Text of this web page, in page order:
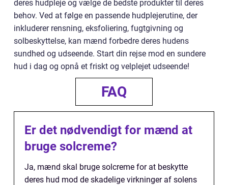
deres hudpleje og vælge de bedste produkter til deres
behov. Ved at følge en passende hudplejerutine, der
inkluderer rensning, eksfoliering, fugtgivning og
solbeskyttelse, kan mænd forbedre deres hudens
sundhed og udseende. Start din rejse mod en sundere
hud i dag og opnå et friskt og velplejet udseende!
FAQ
Er det nødvendigt for mænd at
bruge solcreme?
Ja, mænd skal bruge solcreme for at beskytte
deres hud mod de skadelige virkninger af solens